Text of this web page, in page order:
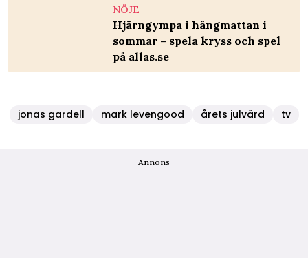
NÖJE
Hjärngympa i hängmattan i
sommar – spela kryss och spel
på allas.se
jonas gardell mark levengood årets julvärd tv
Annons